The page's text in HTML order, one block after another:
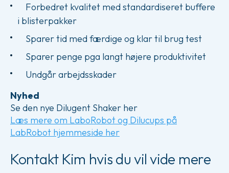
Forbedret kvalitet med standardiseret buffere
i blisterpakker
Sparer tid med færdige og klar til brug test
Sparer penge pga langt højere produktivitet
Undgår arbejdsskader
Nyhed
Se den nye Dilugent Shaker her
Læs mere om LaboRobot og Dilucups på
LabRobot hjemmeside her
Kontakt Kim hvis du vil vide mere